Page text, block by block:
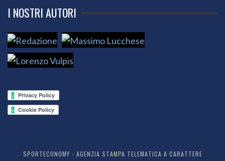
I NOSTRI AUTORI
SPORTECONOMY - AGENZIA STAMPA TELEMATICA A CARATTERE